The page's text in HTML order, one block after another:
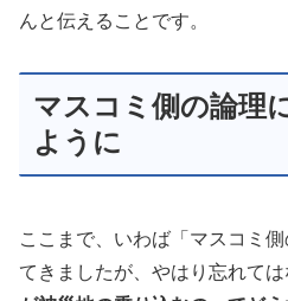
んと伝えることです。
マスコミ側の論理
ように
ここまで、いわば「マスコミ
てきましたが、やはり忘れては